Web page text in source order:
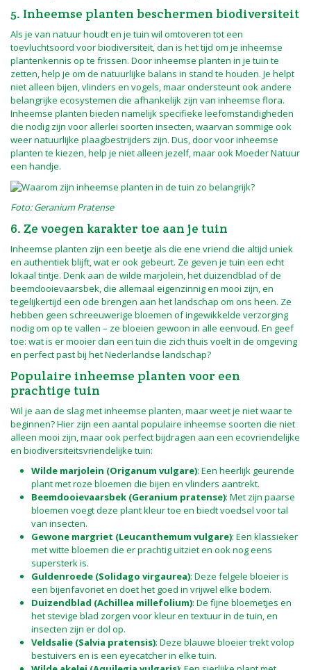
5. Inheemse planten beschermen biodiversiteit
Als je van natuur houdt en je tuin wil omtoveren tot een
toevluchtsoord voor biodiversiteit, dan is het tijd om je inheemse
plantenkennis op te frissen. Door inheemse planten in je tuin te
zetten, help je om de natuurlijke balans in stand te houden. Je helpt
niet alleen bijen, vlinders en vogels, maar ondersteunt ook andere
belangrijke ecosystemen die afhankelijk zijn van inheemse flora.
Inheemse planten bieden namelijk specifieke leefomstandigheden
die nodig zijn voor allerlei soorten insecten, waarvan sommige ook
weer natuurlijke plaagbestrijders zijn. Dus, door voor inheemse
planten te kiezen, help je niet alleen jezelf, maar ook Moeder Natuur
een handje.
Foto: Geranium Pratense
6. Ze voegen karakter toe aan je tuin
Inheemse planten zijn een beetje als die ene vriend die altijd uniek
en authentiek blijft, wat er ook gebeurt. Ze geven je tuin een echt
lokaal tintje. Denk aan de wilde marjolein, het duizendblad of de
beemdooievaarsbek, die allemaal eigenzinnig en mooi zijn, en
tegelijkertijd een ode brengen aan het landschap om ons heen. Ze
hebben geen schreeuwerige bloemen of ingewikkelde verzorging
nodig om op te vallen – ze bloeien gewoon in alle eenvoud. En geef
toe: wat is er mooier dan een tuin die zich thuis voelt in de omgeving
en perfect past bij het Nederlandse landschap?
Populaire inheemse planten voor een
prachtige tuin
Wil je aan de slag met inheemse planten, maar weet je niet waar te
beginnen? Hier zijn een aantal populaire inheemse soorten die niet
alleen mooi zijn, maar ook perfect bijdragen aan een ecovriendelijke
en biodiversiteitsvriendelijke tuin:
Wilde marjolein (Origanum vulgare): Een heerlijk geurende
plant met roze bloemen die bijen en vlinders aantrekt.
Beemdooievaarsbek (Geranium pratense): Met zijn paarse
bloemen voegt deze plant kleur toe en biedt voedsel voor tal
van insecten.
Gewone margriet (Leucanthemum vulgare): Een klassieker
met witte bloemen die er prachtig uitziet en ook nog eens
supersterk is.
Guldenroede (Solidago virgaurea): Deze felgele bloeier is
een bijenfavoriet en doet het goed in vrijwel elke bodem.
Duizendblad (Achillea millefolium): De fijne bloemetjes en
het stevige blad zorgen voor kleur en textuur in de tuin, en
insecten zijn er dol op.
Veldsalie (Salvia pratensis): Deze blauwe bloeier trekt volop
bestuivers en is een eyecatcher in elke tuin.